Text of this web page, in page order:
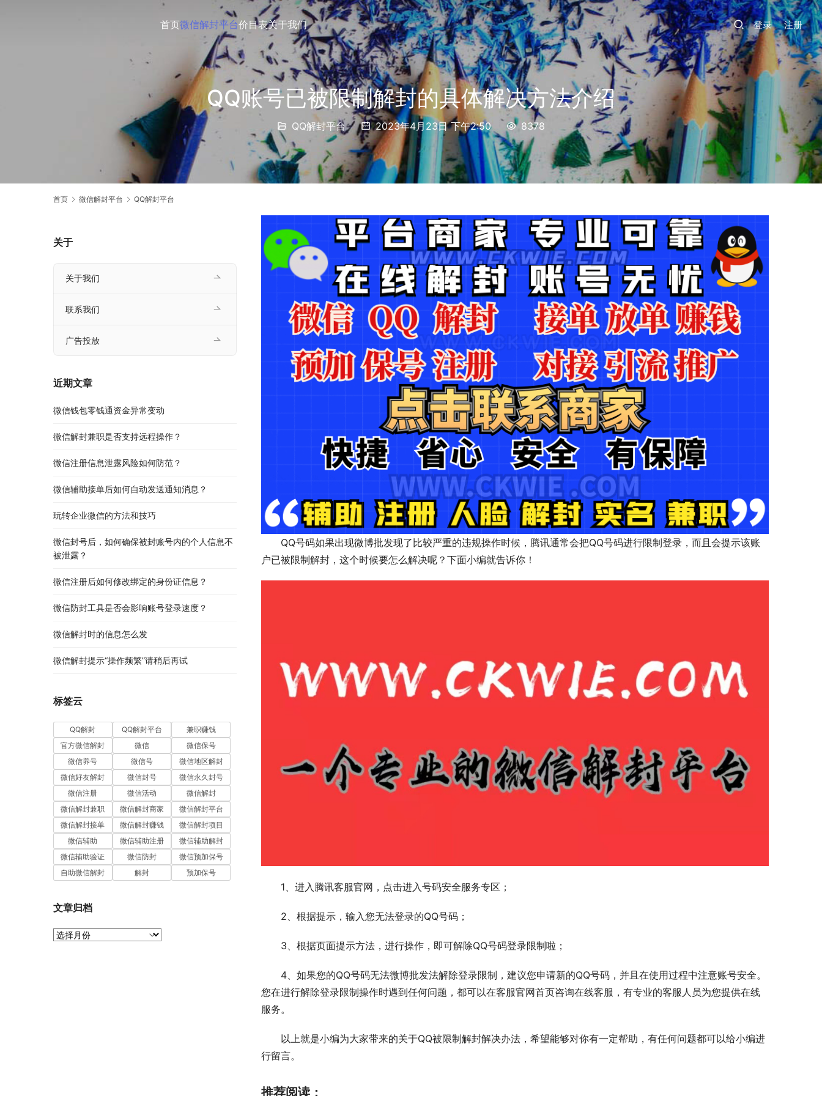
首页微信解封平台价目表关于我们 登录 注册
QQ账号已被限制解封的具体解决方法介绍
QQ解封平台 2023年4月23日 下午2:50 8378
首页 微信解封平台 QQ解封平台
QQ号码如果出现微博批发现了比较严重的违规操作时候，腾讯通常会把QQ号码进行限制登录，而且会提示该账
户已被限制解封，这个时候要怎么解决呢？下面小编就告诉你！
1、进入腾讯客服官网，点击进入号码安全服务专区；
2、根据提示，输入您无法登录的QQ号码；
3、根据页面提示方法，进行操作，即可解除QQ号码登录限制啦；
4、如果您的QQ号码无法微博批发法解除登录限制，建议您申请新的QQ号码，并且在使用过程中注意账号安全。
您在进行解除登录限制操作时遇到任何问题，都可以在客服官网首页咨询在线客服，有专业的客服人员为您提供在线
服务。
以上就是小编为大家带来的关于QQ被限制解封解决办法，希望能够对你有一定帮助，有任何问题都可以给小编进
行留言。
推荐阅读：
关于
关于我们
联系我们
广告投放
近期文章
微信钱包零钱通资金异常变动
微信解封兼职是否支持远程操作？
微信注册信息泄露风险如何防范？
微信辅助接单后如何自动发送通知消息？
玩转企业微信的方法和技巧
微信封号后，如何确保被封账号内的个人信息不
被泄露？
微信注册后如何修改绑定的身份证信息？
微信防封工具是否会影响账号登录速度？
微信解封时的信息怎么发
微信解封提示“操作频繁”请稍后再试
标签云
QQ解封 QQ解封平台
兼职赚钱
官方微信解封
微信
微信保号
微信养号
微信号
微信地区解封
微信好友解封
微信封号
微信永久封号
微信注册
微信活动
微信解封
微信解封兼职
微信解封商家
微信解封平台
微信解封接单
微信解封赚钱
微信解封项目
微信辅助
微信辅助注册
微信辅助解封
微信辅助验证
微信防封
微信预加保号
自助微信解封
解封 预加保号
文章归档
文